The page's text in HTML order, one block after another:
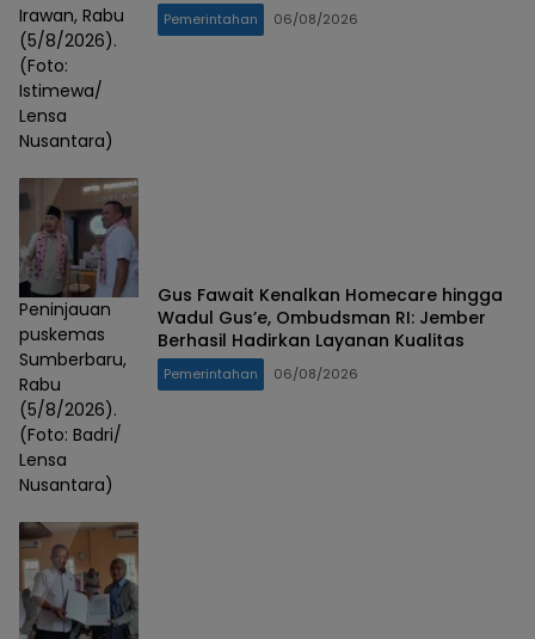
Irawan, Rabu
(5/8/2026).
(Foto:
Istimewa/
Lensa
Nusantara)
Pemerintahan 06/08/2026
Peninjauan
puskemas
Sumberbaru,
Rabu
(5/8/2026).
(Foto: Badri/
Lensa
Nusantara)
Gus Fawait Kenalkan Homecare hingga
Wadul Gus’e, Ombudsman RI: Jember
Berhasil Hadirkan Layanan Kualitas
Pemerintahan 06/08/2026